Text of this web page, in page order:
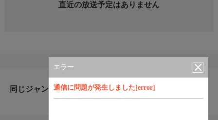
エラー
通信に問題が発生しました[error]
直近の放送予定はありません
同じジャンルのおすすめ番組